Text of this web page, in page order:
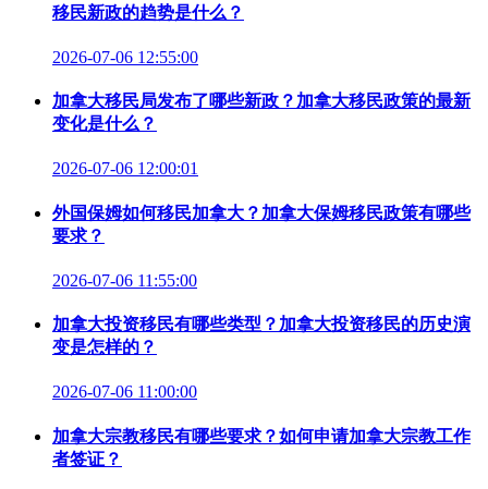
移民新政的趋势是什么？
2026-07-06 12:55:00
加拿大移民局发布了哪些新政？加拿大移民政策的最新
变化是什么？
2026-07-06 12:00:01
外国保姆如何移民加拿大？加拿大保姆移民政策有哪些
要求？
2026-07-06 11:55:00
加拿大投资移民有哪些类型？加拿大投资移民的历史演
变是怎样的？
2026-07-06 11:00:00
加拿大宗教移民有哪些要求？如何申请加拿大宗教工作
者签证？